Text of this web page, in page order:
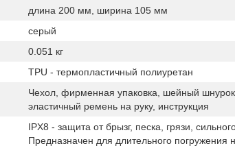
длина 200 мм, ширина 105 мм
серый
0.051 кг
TPU - термопластичный полиуретан
Чехол, фирменная упаковка, шейный шнурок,
эластичный ремень на руку, инструкция
IPX8 - защита от брызг, песка, грязи,
Предназначен для длительного погружения